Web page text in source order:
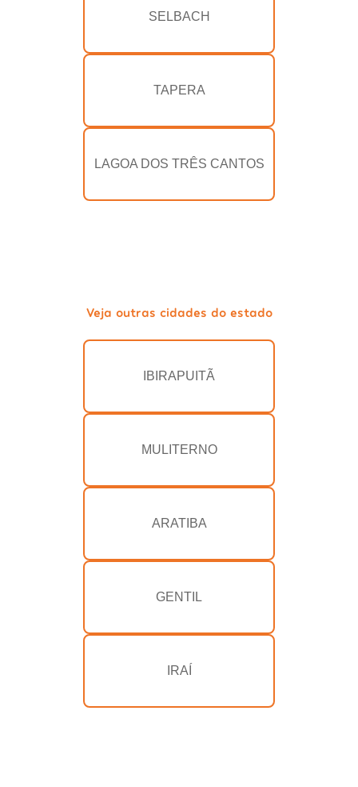
SELBACH
TAPERA
LAGOA DOS TRÊS CANTOS
Veja outras cidades do estado
IBIRAPUITÃ
MULITERNO
ARATIBA
GENTIL
IRAÍ